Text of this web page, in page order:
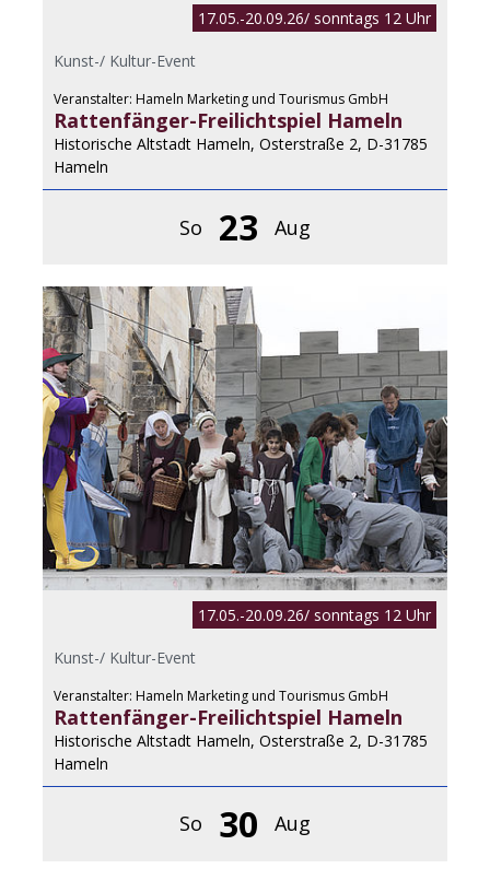
17.05.-20.09.26/ sonntags 12 Uhr
Kunst-/ Kultur-Event
Veranstalter: Hameln Marketing und Tourismus GmbH
Rattenfänger-Freilichtspiel Hameln
Historische Altstadt Hameln, Osterstraße 2, D-31785
Hameln
So 23 Aug
17.05.-20.09.26/ sonntags 12 Uhr
Kunst-/ Kultur-Event
Veranstalter: Hameln Marketing und Tourismus GmbH
Rattenfänger-Freilichtspiel Hameln
Historische Altstadt Hameln, Osterstraße 2, D-31785
Hameln
So 30 Aug